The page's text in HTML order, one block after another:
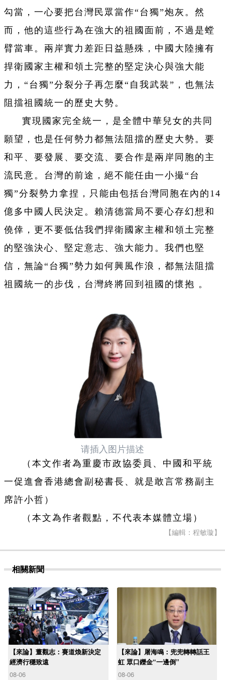
勾當，一心要把台灣民眾當作“台獨”炮灰。然
而，他的這些行為在強大的祖國面前，不過是螳
臂當車。兩岸實力差距日益懸殊，中國大陸擁有
捍衛國家主權和領土完整的堅定決心與強大能
力，“台獨”分裂分子再怎麼“自我武裝”，也無法
阻擋祖國統一的歷史大勢。
實現國家完全統一，是全體中華兒女的共同
願望，也是任何勢力都無法阻擋的歷史大勢。要
和平、要發展、要交流、要合作是兩岸同胞的主
流民意。台灣的前途，絕不能任由一小撮“台
獨”分裂勢力拿捏，只能由包括台灣同胞在內的14
億多中國人民決定。賴清德當局不要心存幻想和
僥倖，更不要低估我們捍衛國家主權和領土完整
的堅強決心、堅定意志、強大能力。我們也堅
信，無論“台獨”勢力如何興風作浪，都無法阻擋
祖國統一的步伐，台灣終將回到祖國的懷抱 。
请插入图片描述
（本文作者為重慶市政協委員、中國和平統
一促進會香港總會副秘書長、就是敢言常務副主
席許小哲）
（本文為作者觀點，不代表本媒體立場）
【編輯：程敏璇】
相關新聞
【來論】董觀志：賽道煥新決定
經濟行穩致遠
08-06
【來論】屠海鳴：兜兜轉轉話王
虹 眾口鑠金“一邊倒”
08-06